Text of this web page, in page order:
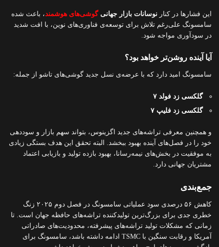
این فشارها در کنار نوسانات بازار جهانیگوشی‌های هوشمند، باعث شده
سامسونگ علی‌رغم تلاش برای توسعه‌ی فناوری‌های نوین، با افت شدید
در سودآوری مواجه شود.
آیا آینده روشن‌تر خواهد بود؟
سامسونگ امید دارد که با عرضه‌ی نسل جدید گوشی‌های تاشو از جمله:
گلکسی زد فولد ۷
گلکسی زد فلیپ ۷
و همچنین معرفی تراشه‌های جدید اگزینوس، بتواند سهم بازار و سوددهی
خود را در فصل‌های آینده بهبود ببخشد. البته تحقق این هدف بستگی زیادی
به موفقیت در بخش‌های نیمه‌رسانا، بهبود بازده تولید و بازیابی اعتماد
مشتریان جهانی دارد.
جمع‌بندی
کاهش ۵۶ درصدی سود عملیاتی سامسونگ در فصل دوم ۲۰۲۵ زنگ
خطری جدی برای بزرگ‌ترین تولیدکننده تراشه‌های حافظه جهان است. تا
زمانی که مشکلات تولید تراشه‌های پیشرفته، محدودیت‌های صادراتی
آمریکا و رقابت سنگین با TSMC ادامه داشته باشد، سامسونگ برای